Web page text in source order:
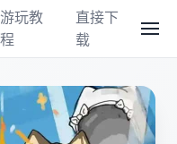
游玩教
程
直接下
载